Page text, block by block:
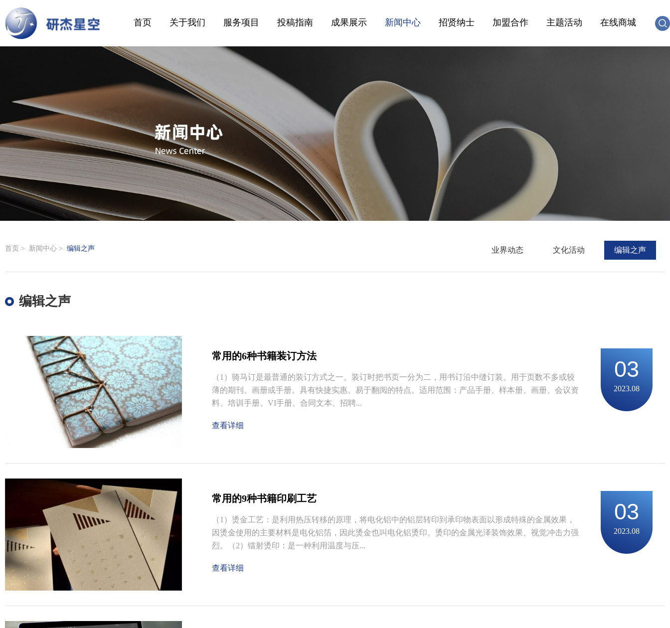
首页 关于我们 服务项目
出版服务
编辑校对
项目策划
印刷发行
文创产品
投稿指南
出版流程
成果展示
视频展示
作者展示
新闻中心
文化活动
编辑之声
招贤纳士 加盟合作 主题活动 在线商城
首页 > 新闻中心 > 编辑之声 业界动态 文化活动 编辑之声
编辑之声
常用的6种书籍装订方法
03
2023.08
（1）骑马订是最普通的装订方式之一。装订时把书页一分为二，用书订沿中缝订装。用于页数不多或较
薄的期刊、画册或手册。具有快捷实惠、易于翻阅的特点。适用范围：产品手册、样本册、画册、会议资
料、培训手册、VI手册、合同文本、招聘...
查看详细
常用的9种书籍印刷工艺
03
2023.08
（1）烫金工艺：是利用热压转移的原理，将电化铝中的铝层转印到承印物表面以形成特殊的金属效果，
因烫金使用的主要材料是电化铝箔，因此烫金也叫电化铝烫印。烫印的金属光泽装饰效果、视觉冲击力强
烈。（2）镭射烫印：是一种利用温度与压...
查看详细